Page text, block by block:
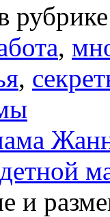
,
,
и